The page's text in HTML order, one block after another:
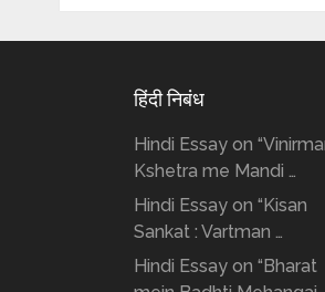
हिंदी निबंध
Hindi Essay on
Kshetra me Mandi …
Hindi Essay on “Kisan
Sankat : Vartman …
Hindi Essay on “Bharat